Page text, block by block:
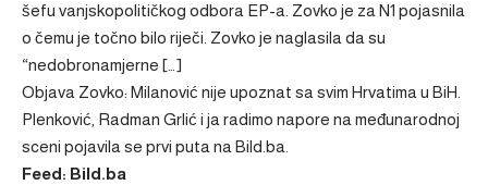
šefu vanjskopolitičkog odbora EP-a. Zovko je za N1 pojasnila
o čemu je točno bilo riječi. Zovko je naglasila da su
“nedobronamjerne […]
Objava Zovko: Milanović nije upoznat sa svim Hrvatima u BiH.
Plenković, Radman Grlić i ja radimo napore na međunarodnoj
sceni pojavila se prvi puta na Bild.ba
Feed: Bild.ba